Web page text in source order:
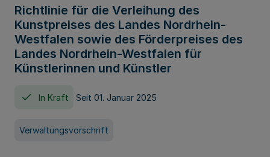
Richtlinie für die Verleihung des
Kunstpreises des Landes Nordrhein-
Westfalen sowie des Förderpreises des
Landes Nordrhein-Westfalen für
Künstlerinnen und Künstler
In Kraft Seit 01. Januar 2025
Verwaltungsvorschrift